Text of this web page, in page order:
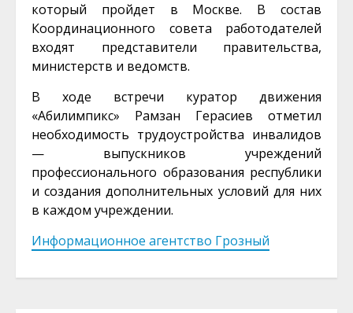
который пройдет в Москве. В состав
Координационного совета работодателей
входят представители правительства,
министерств и ведомств.
В ходе встречи куратор движения
«Абилимпикс» Рамзан Герасиев отметил
необходимость трудоустройства инвалидов
— выпускников учреждений
профессионального образования республики
и создания дополнительных условий для них
в каждом учреждении.
Информационное агентство Грозный